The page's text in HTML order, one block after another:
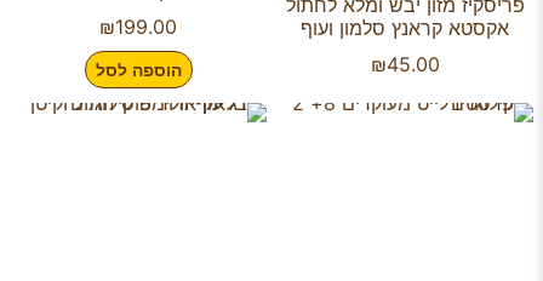
פריסקיז מזון יבש ומלא לחתול
אקסטא קראנץ סלמון ועוף
₪45.00
₪199.00
הוספה לסל